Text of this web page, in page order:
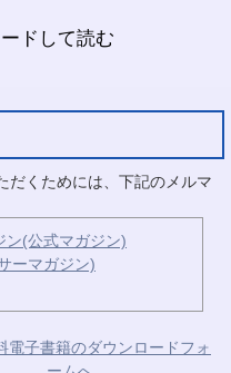
だくためには、下記のメルマ
ン(公式マガジン)
ーマガジン)